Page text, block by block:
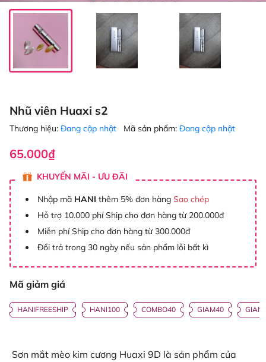
Nhũ viên Huaxi s2
Thương hiệu: Đang cập nhật Mã sản phẩm: Đang cập nhật
65.000₫
KHUYẾN MÃI - ƯU ĐÃI
Nhập mã HANI thêm 5% đơn hàng Sao chép
Hỗ trợ 10.000 phí Ship cho đơn hàng từ 200.000đ
Miễn phí Ship cho đơn hàng từ 300.000đ
Đổi trả trong 30 ngày nếu sản phẩm lỗi bất kì
Mã giảm giá
HANIFREESHIP HANI100 COMBO40 GIAM40
Sơn mắt mèo kim cương Huaxi 9D là sản phẩm của